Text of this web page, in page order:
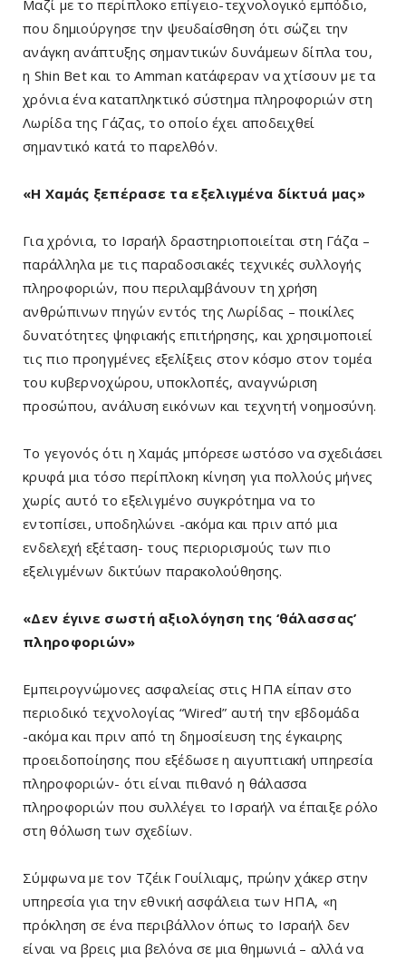
Μαζί με το περίπλοκο επίγειο-τεχνολογικό εμπόδιο,
που δημιούργησε την ψευδαίσθηση ότι σώζει την
ανάγκη ανάπτυξης σημαντικών δυνάμεων δίπλα του,
η Shin Bet και το Amman κατάφεραν να χτίσουν με τα
χρόνια ένα καταπληκτικό σύστημα πληροφοριών στη
Λωρίδα της Γάζας, το οποίο έχει αποδειχθεί
σημαντικό κατά το παρελθόν.
«Η Χαμάς ξεπέρασε τα εξελιγμένα δίκτυά μας»
Για χρόνια, το Ισραήλ δραστηριοποιείται στη Γάζα –
παράλληλα με τις παραδοσιακές τεχνικές συλλογής
πληροφοριών, που περιλαμβάνουν τη χρήση
ανθρώπινων πηγών εντός της Λωρίδας – ποικίλες
δυνατότητες ψηφιακής επιτήρησης, και χρησιμοποιεί
τις πιο προηγμένες εξελίξεις στον κόσμο στον τομέα
του κυβερνοχώρου, υποκλοπές, αναγνώριση
προσώπου, ανάλυση εικόνων και τεχνητή νοημοσύνη.
Το γεγονός ότι η Χαμάς μπόρεσε ωστόσο να σχεδιάσει
κρυφά μια τόσο περίπλοκη κίνηση για πολλούς μήνες
χωρίς αυτό το εξελιγμένο συγκρότημα να το
εντοπίσει, υποδηλώνει -ακόμα και πριν από μια
ενδελεχή εξέταση- τους περιορισμούς των πιο
εξελιγμένων δικτύων παρακολούθησης.
«Δεν έγινε σωστή αξιολόγηση της ‘θάλασσας’
πληροφοριών»
Εμπειρογνώμονες ασφαλείας στις ΗΠΑ είπαν στο
περιοδικό τεχνολογίας “Wired” αυτή την εβδομάδα
-ακόμα και πριν από τη δημοσίευση της έγκαιρης
προειδοποίησης που εξέδωσε η αιγυπτιακή υπηρεσία
πληροφοριών- ότι είναι πιθανό η θάλασσα
πληροφοριών που συλλέγει το Ισραήλ να έπαιξε ρόλο
στη θόλωση των σχεδίων.
Σύμφωνα με τον Τζέικ Γουίλιαμς, πρώην χάκερ στην
υπηρεσία για την εθνική ασφάλεια των ΗΠΑ, «η
πρόκληση σε ένα περιβάλλον όπως το Ισραήλ δεν
είναι να βρεις μια βελόνα σε μια θημωνιά – αλλά να